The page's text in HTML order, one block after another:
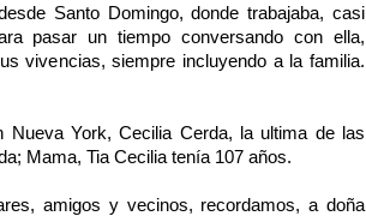
Santo Domingo, donde trabajaba, casi
pasar un tiempo conversando con ella,
vivencias, siempre incluyendo a la familia.
Nueva York, Cecilia Cerda, la ultima de las
Mama, Tia Cecilia tenía 107 años.
amigos y vecinos, recordamos, a doña